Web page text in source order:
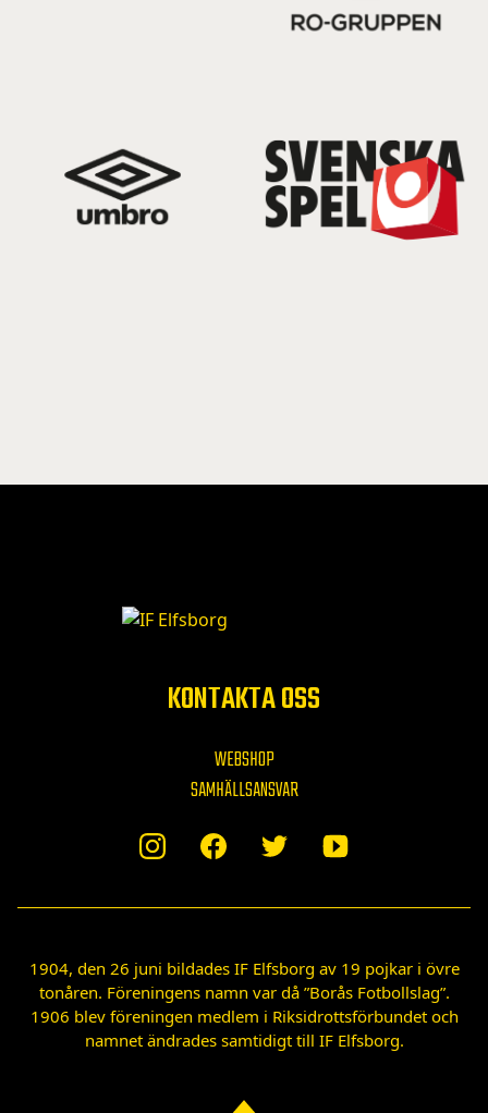
KONTAKTA OSS
WEBSHOP
SAMHÄLLSANSVAR
1904, den 26 juni bildades IF Elfsborg av 19 pojkar i övre
tonåren. Föreningens namn var då ”Borås Fotbollslag”.
1906 blev föreningen medlem i Riksidrottsförbundet och
namnet ändrades samtidigt till IF Elfsborg.